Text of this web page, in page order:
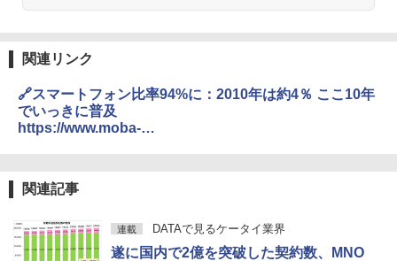
関連リンク
🔗スマートフォン比率94%に：2010年は約4％ ここ10年
でいっきに普及
https://www.moba-
関連記事
連載 DATAで見るケータイ業界
遂に国内で2億を突破した契約数、MNO